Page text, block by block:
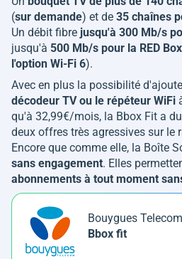
(sur demande) et de 35 chaînes
Un débit fibre jusqu'à 300 Mb/s
jusqu'à 500 Mb/s pour la RED Box
l'option Wi-Fi 6).
Avec en plus la possibilité
décodeur TV ou le répéteur WiFi
qu'à 32,99€/mois, la Bbox Fit a
deux offres très agressives sur le
Encore que comme elle, la Boîte
sans engagement. Elles
abonnements à tout moment
Bouygues Telecom
Bbox fit